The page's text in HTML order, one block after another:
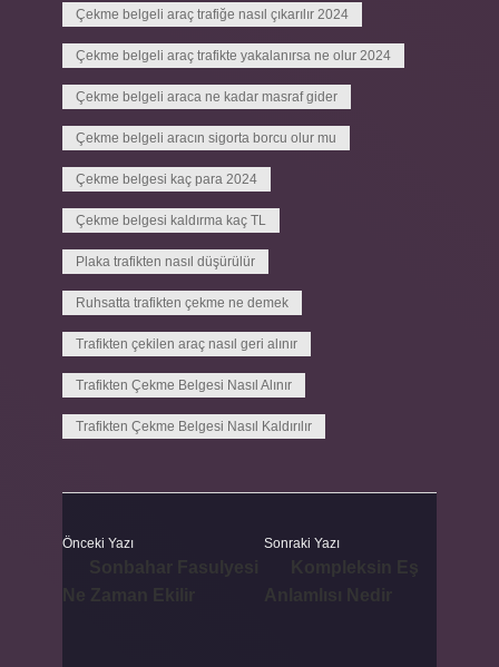
Çekme belgeli araç trafiğe nasıl çıkarılır 2024
Çekme belgeli araç trafikte yakalanırsa ne olur 2024
Çekme belgeli araca ne kadar masraf gider
Çekme belgeli aracın sigorta borcu olur mu
Çekme belgesi kaç para 2024
Çekme belgesi kaldırma kaç TL
Plaka trafikten nasıl düşürülür
Ruhsatta trafikten çekme ne demek
Trafikten çekilen araç nasıl geri alınır
Trafikten Çekme Belgesi Nasıl Alınır
Trafikten Çekme Belgesi Nasıl Kaldırılır
Önceki Yazı Sonraki Yazı